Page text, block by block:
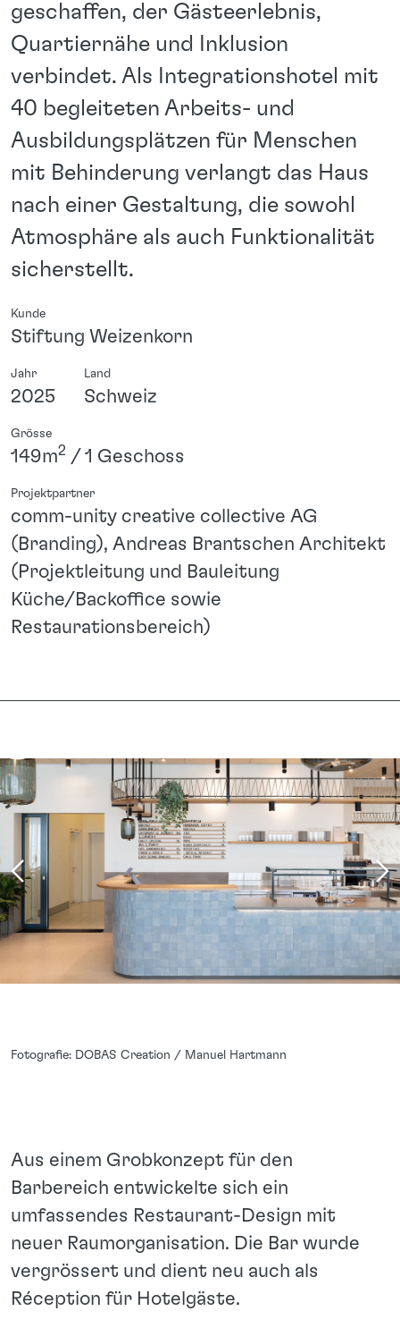
geschaffen, der Gästeerlebnis,
Quartiernähe und Inklusion
verbindet. Als Integrationshotel mit
40 begleiteten Arbeits- und
Ausbildungsplätzen für Menschen
mit Behinderung verlangt das Haus
nach einer Gestaltung, die sowohl
Atmosphäre als auch Funktionalität
sicherstellt.
Kunde
Stiftung Weizenkorn
Jahr
2025
Land
Schweiz
Grösse
149m2 / 1 Geschoss
Projektpartner
comm-unity creative collective AG
(Branding), Andreas Brantschen Architekt
(Projektleitung und Bauleitung
Küche/Backoffice sowie
Restaurationsbereich)
Fotografie: DOBAS Creation / Manuel Hartmann
Aus einem Grobkonzept für den
Barbereich entwickelte sich ein
umfassendes Restaurant-Design mit
neuer Raumorganisation. Die Bar wurde
vergrössert und dient neu auch als
Réception für Hotelgäste.